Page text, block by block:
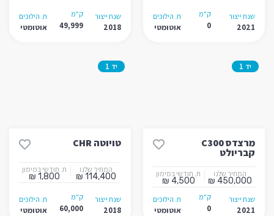
שנת ייצור
2021
ק"מ
0
ת. הילוכים
אוטומטי
שנת ייצור
2018
ק"מ
49,999
ת. הילוכים
אוטומטי
יד 1
מרצדס C300
קבריולט
המחיר שלנו
450,000 ₪
ת. חודשי במימון
4,500 ₪
שנת ייצור
2021
ק"מ
0
ת. הילוכים
אוטומטי
יד 1
טויוטה CHR
המחיר שלנו
114,400 ₪
ת. חודשי במימון
1,800 ₪
שנת ייצור
2018
ק"מ
60,000
ת. הילוכים
אוטומטי